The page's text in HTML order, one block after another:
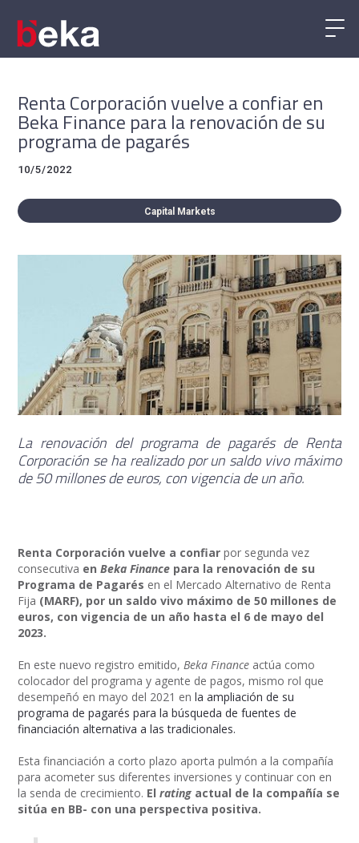
Renta Corporación vuelve a confiar en
Beka Finance para la renovación de su
programa de pagarés
10/5/2022
Capital Markets
La renovación del programa de pagarés de Renta
Corporación se ha realizado por un saldo vivo máximo
de 50 millones de euros, con vigencia de un año.
Renta Corporación vuelve a confiarpor segunda vez
consecutiva en Beka Finance para la renovación de su
Programa de Pagarés en el Mercado Alternativo de Renta
Fija (MARF), por un saldo vivo máximo de 50 millones de
euros, con vigencia de un año hasta el 6 de mayo del
2023.
En este nuevo registro emitido,Beka Finance actúa como
colocador del programa y agente de pagos, mismo rol que
desempeñó en mayo del 2021 enla ampliación de su
programa de pagarés para la búsqueda de fuentes de
financiación alternativa a las tradicionales.
Esta financiación a corto plazo aporta pulmón a la compañía
para acometer sus diferentes inversiones y continuar con en
la senda de crecimiento. Elrating actual de la compañía se
sitúa en BB- con una perspectiva positiva.